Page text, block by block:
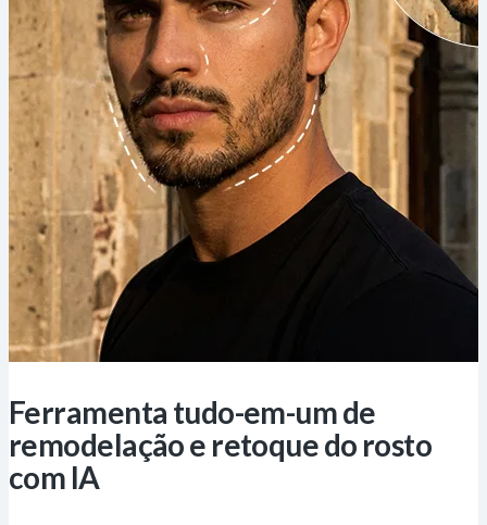
Ferramenta tudo-em-um de
remodelação e retoque do rosto
com IA